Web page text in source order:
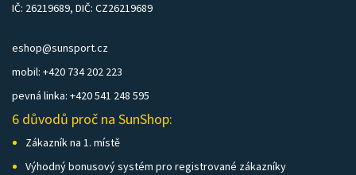
IČ: 26219689, DIČ: CZ26219689
eshop@sunsport.cz
mobil: +420 734 202 223
pevná linka: +420 541 248 595
6 důvodů proč na SunShop:
Zákazník na 1. místě
Výhodný bonusový systém pro registrované zákazníky